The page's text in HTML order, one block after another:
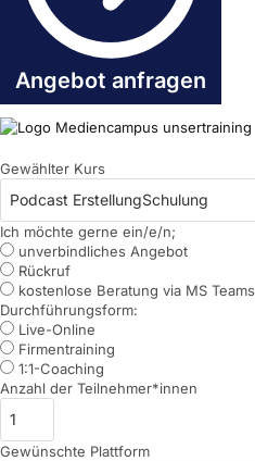
Angebot anfragen
Gewählter Kurs
Ich möchte gerne ein/e/n;
unverbindliches Angebot
Rückruf
kostenlose Beratung via MS Teams
Durchführungsform:
Live-Online
Firmentraining
1:1-Coaching
Anzahl der Teilnehmer*innen
Gewünschte Plattform